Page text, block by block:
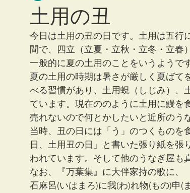
建築 造園 動物 植物 自然
土用の丑
今日は土用の丑の日です。土用は五行
間で、四立（立夏・立秋・立冬・立春
一般的に夏の土用のことをいうようです
夏の土用の時期は暑さが厳しく夏ばて
べる習慣があり、土用蜆（しじみ）、
ています。現在ののように土用に鰻を
売れないので何とかしたいと近所のう
当時、丑の日には「う」のつくものを
日、土用丑の日」と書いた張り紙を
われています。そして他のうなぎ屋も
なお、『万葉集』に大伴家持の歌に、
石麻呂(いはまろ)に我(わ)れ物(もの)申(